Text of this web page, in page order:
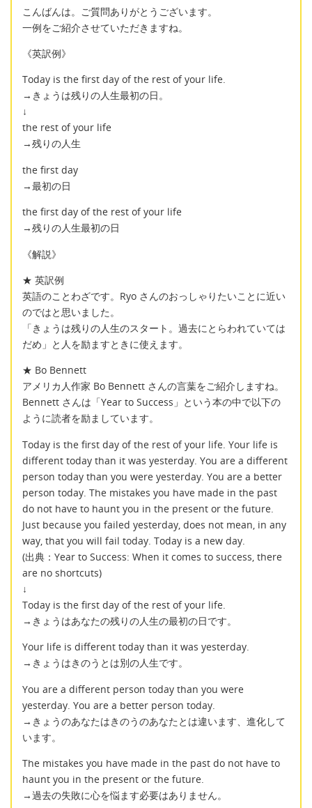
こんばんは。ご質問ありがとうございます。
一例をご紹介させていただきますね。
《英訳例》
Today is the first day of the rest of your life.
→きょうは残りの人生最初の日。
↓
the rest of your life
→残りの人生
the first day
→最初の日
the first day of the rest of your life
→残りの人生最初の日
《解説》
★ 英訳例
英語のことわざです。Ryo さんのおっしゃりたいことに近い
のではと思いました。
「きょうは残りの人生のスタート。過去にとらわれていては
だめ」と人を励ますときに使えます。
★ Bo Bennett
アメリカ人作家 Bo Bennett さんの言葉をご紹介しますね。
Bennett さんは「Year to Success」という本の中で以下の
ように読者を励ましています。
Today is the first day of the rest of your life. Your life is
different today than it was yesterday. You are a different
person today than you were yesterday. You are a better
person today. The mistakes you have made in the past
do not have to haunt you in the present or the future.
Just because you failed yesterday, does not mean, in any
way, that you will fail today. Today is a new day.
(出典：Year to Success: When it comes to success, there
are no shortcuts)
↓
Today is the first day of the rest of your life.
→きょうはあなたの残りの人生の最初の日です。
Your life is different today than it was yesterday.
→きょうはきのうとは別の人生です。
You are a different person today than you were
yesterday. You are a better person today.
→きょうのあなたはきのうのあなたとは違います、進化して
います。
The mistakes you have made in the past do not have to
haunt you in the present or the future.
→過去の失敗に心を悩ます必要はありません。